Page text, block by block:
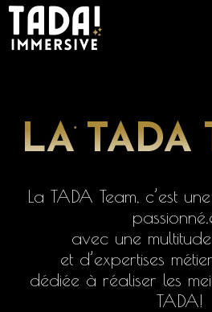
LA TADA
La TADA Team, c’est
avec une multitude
et d’expertises
dédiée à réaliser les
TADA!